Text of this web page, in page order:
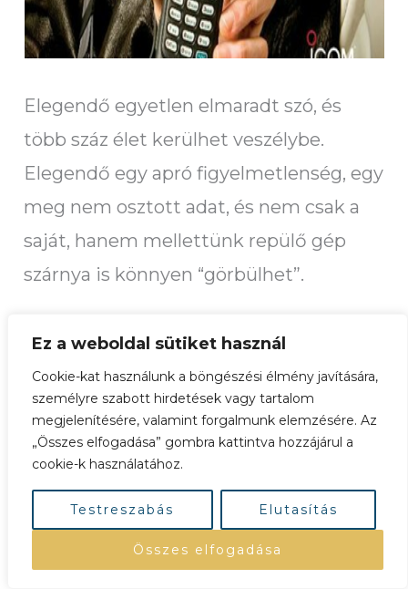
Ez a weboldal sütiket használ
Cookie-kat használunk a böngészési élmény javítására,
személyre szabott hirdetések vagy tartalom
megjelenítésére, valamint forgalmunk elemzésére. Az
„Összes elfogadása” gombra kattintva hozzájárul a
cookie-k használatához.
Testreszabás Elutasítás
Összes elfogadása
Elegendő egyetlen elmaradt szó, és
több száz élet kerülhet veszélybe.
Elegendő egy apró figyelmetlenség, egy
meg nem osztott adat, és nem csak a
saját, hanem mellettünk repülő gép
szárnya is könnyen “görbülhet”.
Békeidőben és válsághelyzetben is a
csapat hasznára válik.
szabadsághoz vezető biztonság
feltétele. Ismételt megtapasztalása a